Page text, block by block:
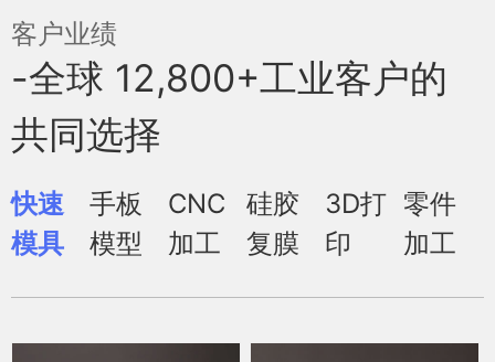
客户业绩
-全球 12,800+工业客户的
共同选择
快速
模具
手板
模型
CNC
加工
硅胶
复膜
3D打
印
零件
加工